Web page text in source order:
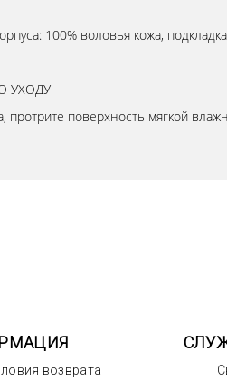
100% воловья кожа,
УХОДУ
протрите поверхность мягкой
возврата